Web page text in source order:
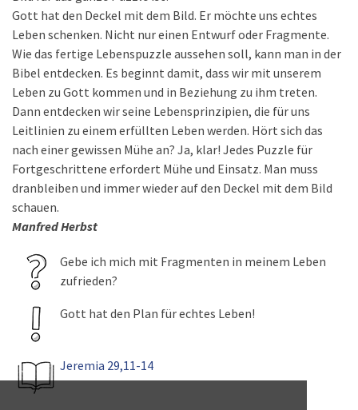
Gott hat den Deckel mit dem Bild. Er möchte uns echtes
Leben schenken. Nicht nur einen Entwurf oder Fragmente.
Wie das fertige Lebenspuzzle aussehen soll, kann man in der
Bibel entdecken. Es beginnt damit, dass wir mit unserem
Leben zu Gott kommen und in Beziehung zu ihm treten.
Dann entdecken wir seine Lebensprinzipien, die für uns
Leitlinien zu einem erfüllten Leben werden. Hört sich das
nach einer gewissen Mühe an? Ja, klar! Jedes Puzzle für
Fortgeschrittene erfordert Mühe und Einsatz. Man muss
dranbleiben und immer wieder auf den Deckel mit dem Bild
schauen.
Manfred Herbst
Gebe ich mich mit Fragmenten in meinem Leben
zufrieden?
Gott hat den Plan für echtes Leben!
Jeremia 29,11-14